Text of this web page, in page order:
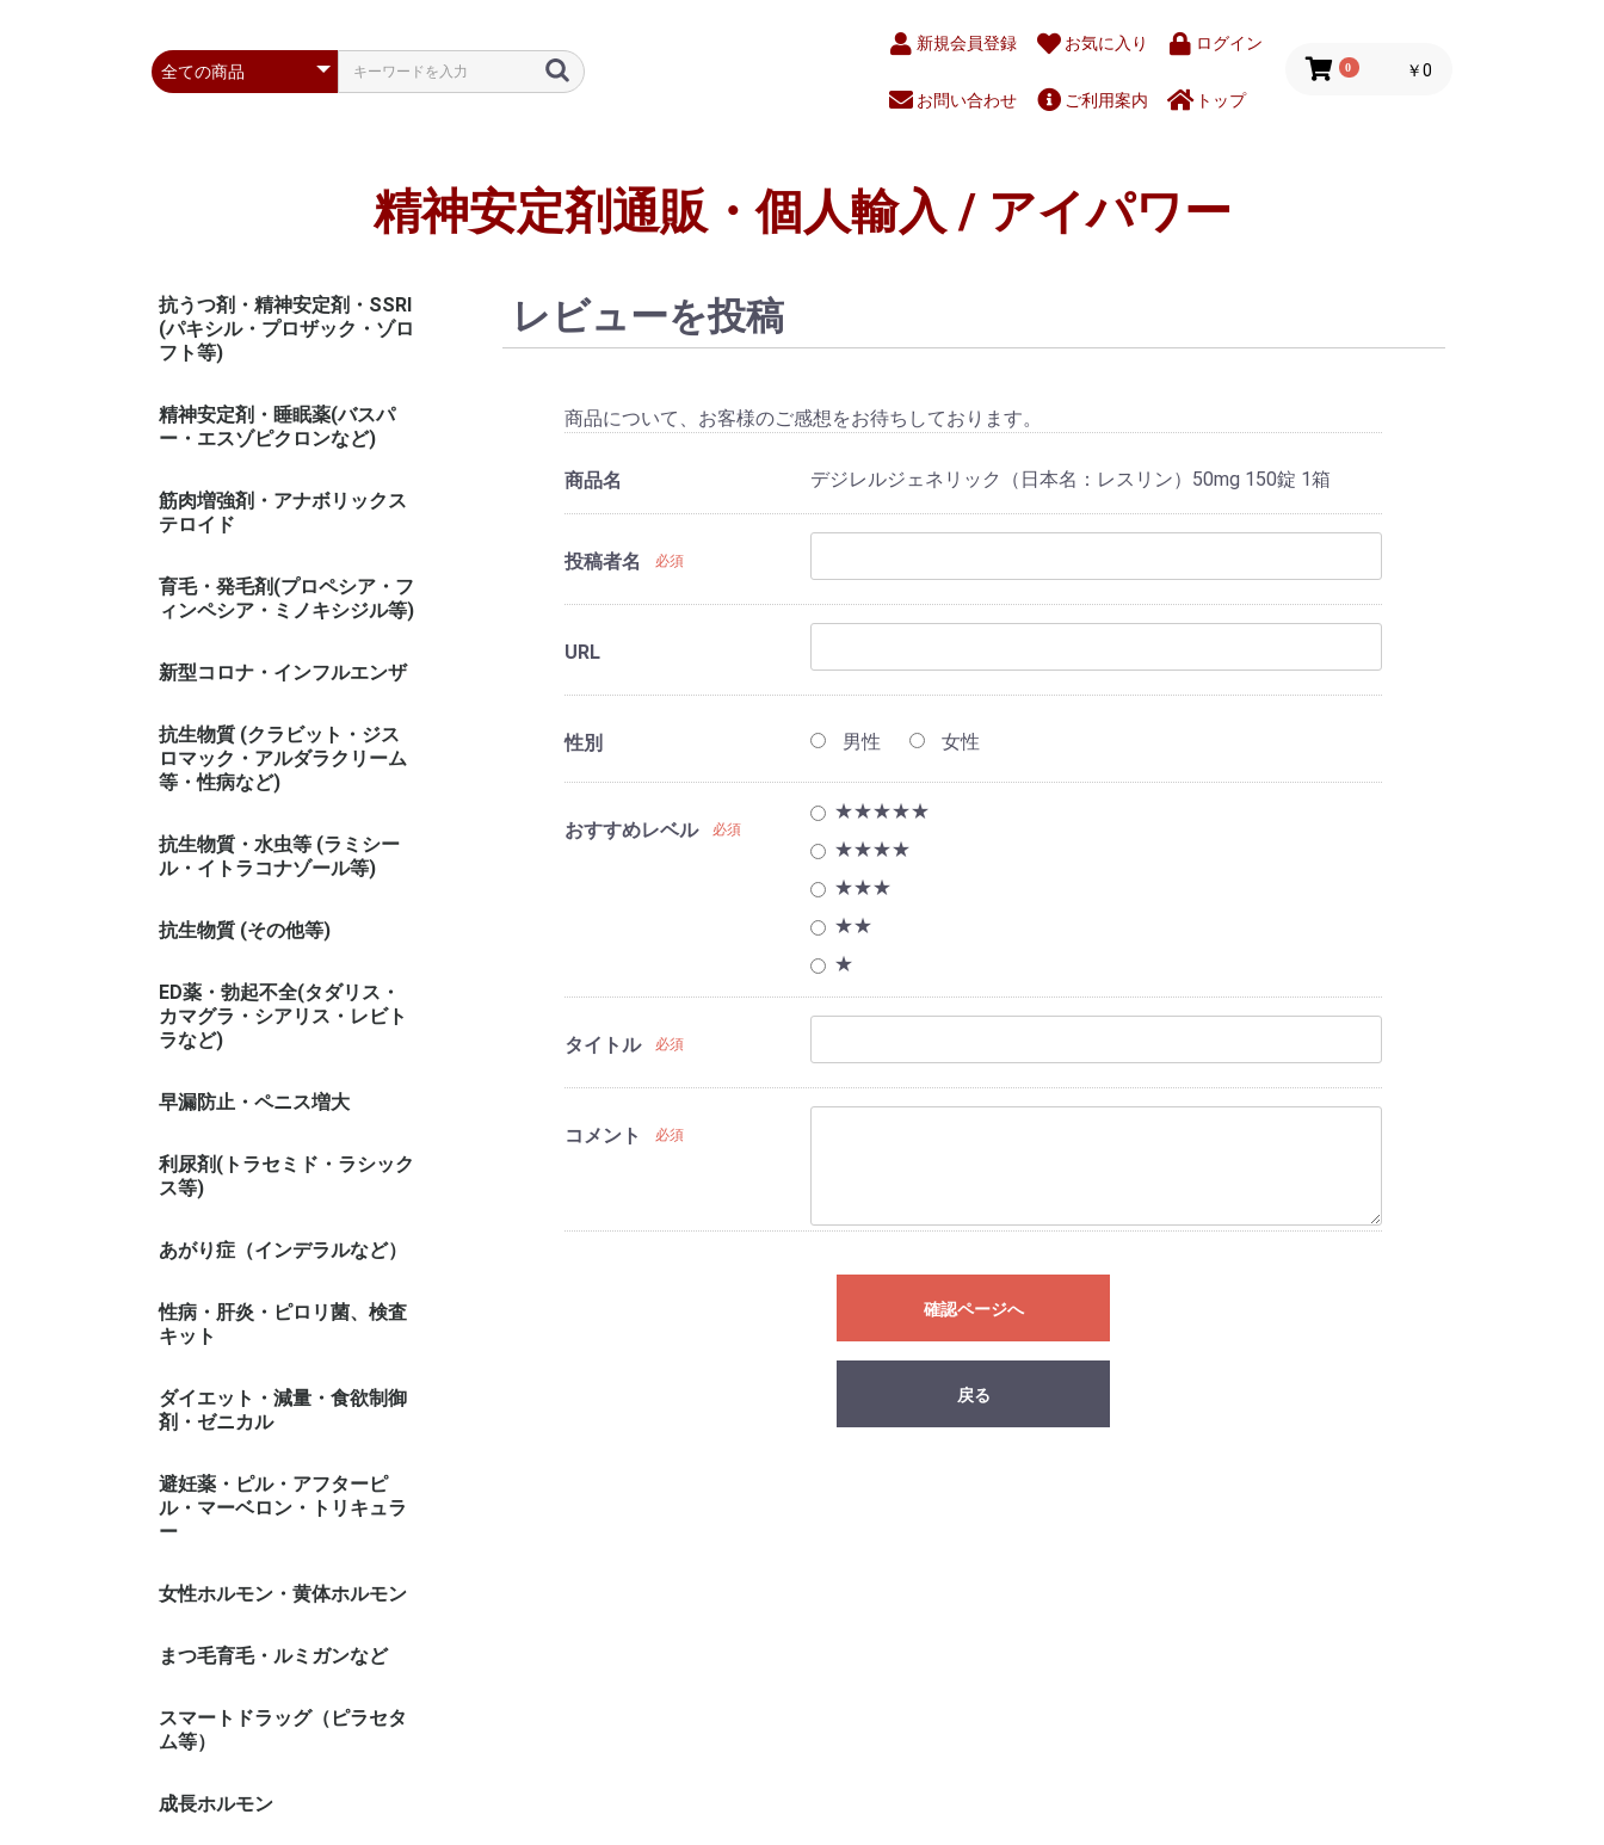
新規会員登録 お気に入り ログイン
お問い合わせ ご利用案内 トップ
0 ￥0
精神安定剤通販・個人輸入 / アイパワー
抗うつ剤・精神安定剤・SSRI
(パキシル・プロザック・ゾロ
フト等)
精神安定剤・睡眠薬(バスパ
ー・エスゾピクロンなど)
筋肉増強剤・アナボリックス
テロイド
育毛・発毛剤(プロペシア・フ
ィンペシア・ミノキシジル等)
新型コロナ・インフルエンザ
抗生物質 (クラビット・ジス
ロマック・アルダラクリーム
等・性病など)
抗生物質・水虫等 (ラミシー
ル・イトラコナゾール等)
抗生物質 (その他等)
ED薬・勃起不全(タダリス・
カマグラ・シアリス・レビト
ラなど)
早漏防止・ペニス増大
利尿剤(トラセミド・ラシック
ス等)
あがり症（インデラルなど）
性病・肝炎・ピロリ菌、検査
キット
ダイエット・減量・食欲制御
剤・ゼニカル
避妊薬・ピル・アフターピ
ル・マーベロン・トリキュラ
ー
女性ホルモン・黄体ホルモン
まつ毛育毛・ルミガンなど
スマートドラッグ（ピラセタ
ム等）
成長ホルモン
レビューを投稿
商品について、お客様のご感想をお待ちしております。
商品名 デジレルジェネリック（日本名：レスリン）50mg 150錠 1箱
投稿者名 必須
URL
性別 男性 女性
おすすめレベル 必須
★★★★★
★★★★
★★★
★★
★
タイトル 必須
コメント 必須
確認ページへ
戻る